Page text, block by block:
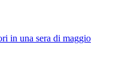
in una sera di maggio